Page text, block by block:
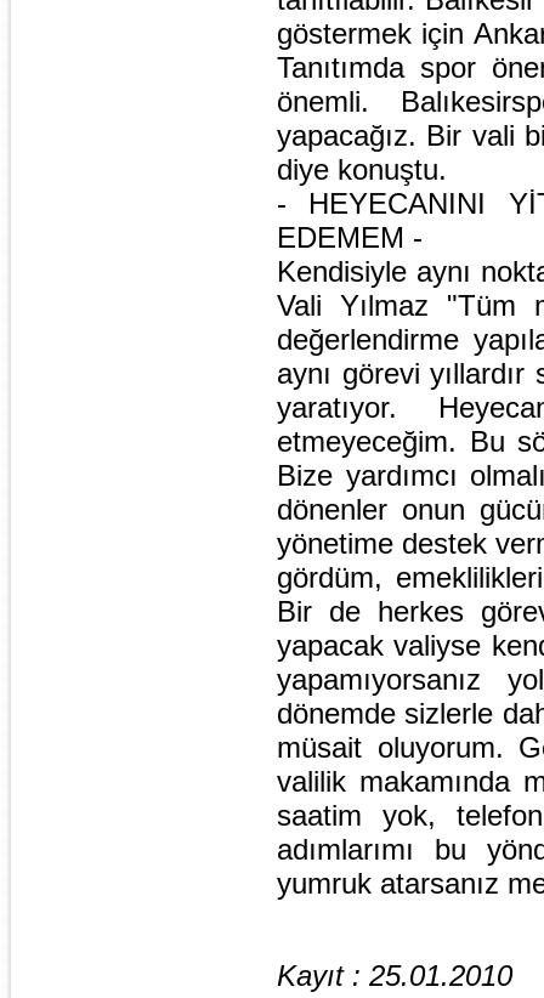
göstermek için
Tanıtımda spor
önemli.
yapacağız. Bir vali
diye konuştu.
- HEYECANINI
EDEMEM -
Kendisiyle aynı
Vali Yılmaz "Tüm
değerlendirme
aynı görevi yıllardır
yaratıyor.
etmeyeceğim. Bu
Bize yardımcı
dönenler onun
yönetime destek
gördüm,
Bir de herkes
yapacak valiyse
yapamıyorsanız
dönemde sizlerle
müsait oluyorum.
valilik makamında
saatim yok,
adımlarımı bu
yumruk atarsanız
Kayıt : 25.01.2010